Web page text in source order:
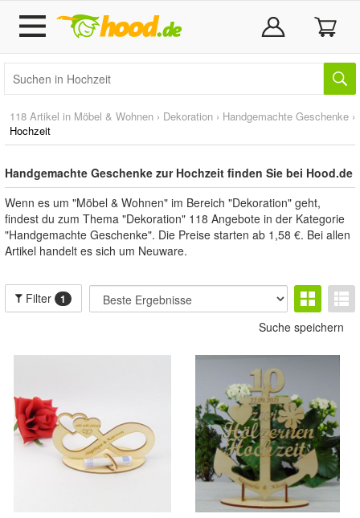
118 Artikel in Möbel & Wohnen › Dekoration › Handgemachte Geschenke ›
Hochzeit
Handgemachte Geschenke zur Hochzeit finden Sie bei Hood.de
Wenn es um "Möbel & Wohnen" im Bereich "Dekoration" geht,
findest du zum Thema "Dekoration" 118 Angebote in der Kategorie
"Handgemachte Geschenke". Die Preise starten ab 1,58 €. Bei allen
Artikel handelt es sich um Neuware.
Filter 1
Suche speichern